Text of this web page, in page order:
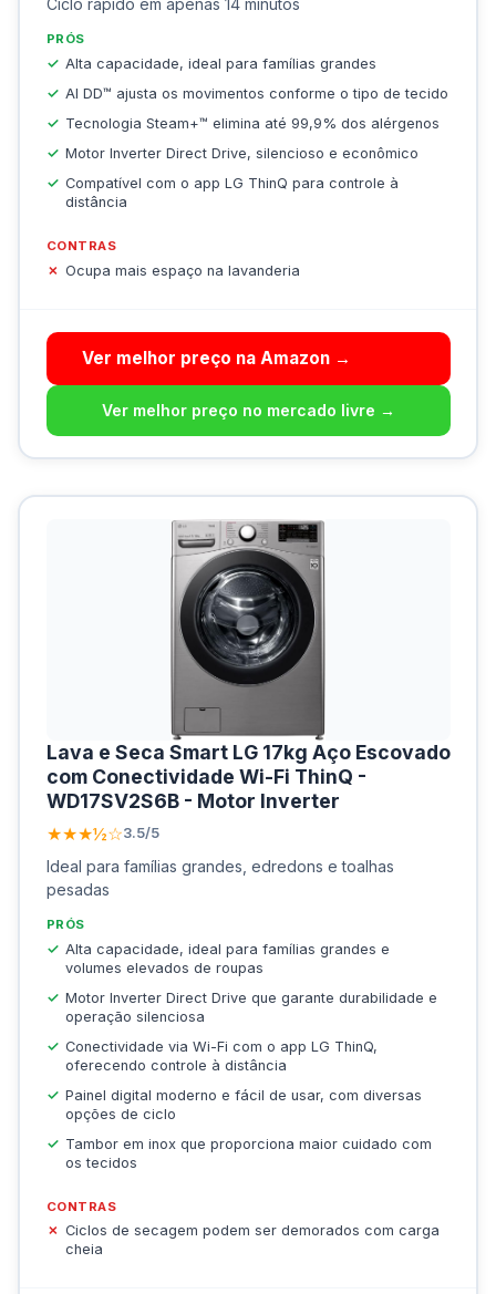
Ciclo rápido em apenas 14 minutos
PRÓS
Alta capacidade, ideal para famílias grandes
AI DD™ ajusta os movimentos conforme o tipo de tecido
Tecnologia Steam+™ elimina até 99,9% dos alérgenos
Motor Inverter Direct Drive, silencioso e econômico
Compatível com o app LG ThinQ para controle à
distância
CONTRAS
Ocupa mais espaço na lavanderia
Ver melhor preço na Amazon →
Ver melhor preço no mercado livre →
Lava e Seca Smart LG 17kg Aço Escovado
com Conectividade Wi-Fi ThinQ -
WD17SV2S6B - Motor Inverter
★★★½☆3.5/5
Ideal para famílias grandes, edredons e toalhas
pesadas
PRÓS
Alta capacidade, ideal para famílias grandes e
volumes elevados de roupas
Motor Inverter Direct Drive que garante durabilidade e
operação silenciosa
Conectividade via Wi-Fi com o app LG ThinQ,
oferecendo controle à distância
Painel digital moderno e fácil de usar, com diversas
opções de ciclo
Tambor em inox que proporciona maior cuidado com
os tecidos
CONTRAS
Ciclos de secagem podem ser demorados com carga
cheia